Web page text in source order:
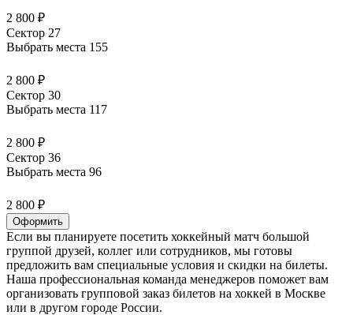
2 800 ₽
Сектор 27
Выбрать места 155
2 800 ₽
Сектор 30
Выбрать места 117
2 800 ₽
Сектор 36
Выбрать места 96
2 800 ₽
Оформить
Если вы планируете посетить хоккейный матч большой
группой друзей, коллег или сотрудников, мы готовы
предложить вам специальные условия и скидки на билеты.
Наша профессиональная команда менеджеров поможет вам
организовать групповой заказ билетов на хоккей в Москве
или в другом городе России.